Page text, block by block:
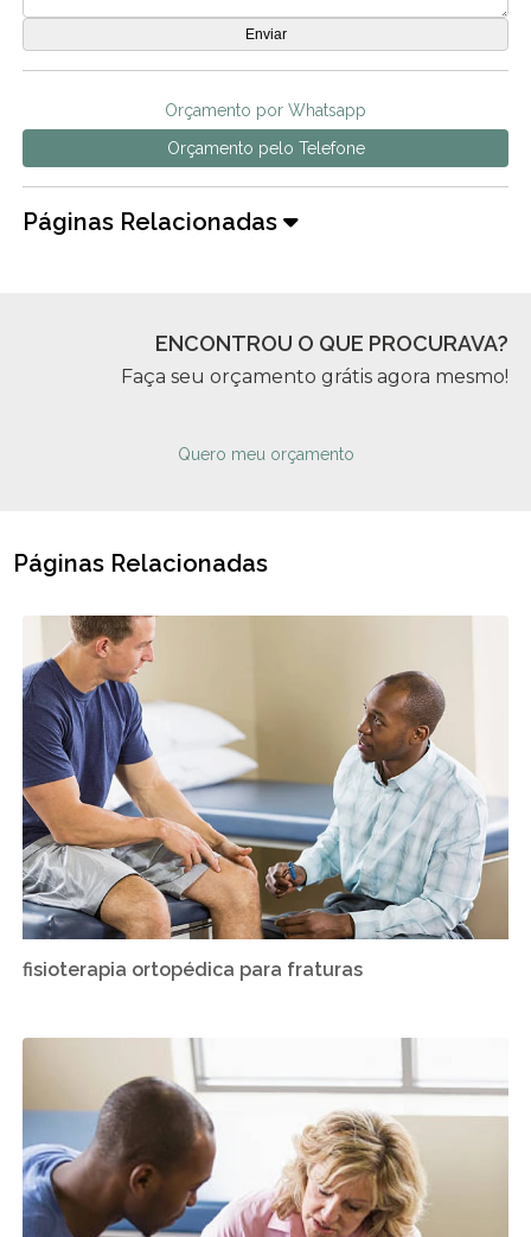
Orçamento por Whatsapp
Orçamento pelo Telefone
Páginas Relacionadas
ENCONTROU O QUE PROCURAVA?
Faça seu orçamento grátis agora mesmo!
Quero meu orçamento
Páginas Relacionadas
fisioterapia ortopédica para fraturas